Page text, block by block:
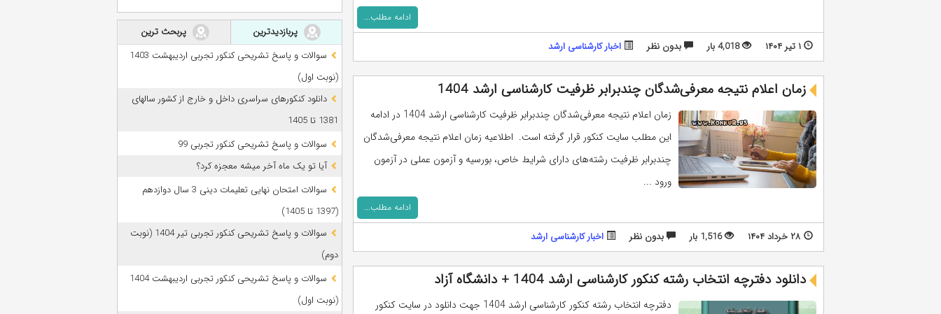
ادامه مطلب...
۱ تیر ۱۴۰۴ 4,018 بار بدون نظر اخبار کارشناسی ارشد
زمان اعلام نتیجه معرفی‌شدگان چندبرابر ظرفیت کارشناسی ارشد 1404
زمان اعلام نتیجه معرفی‌شدگان چندبرابر ظرفیت کارشناسی ارشد 1404 در ادامه
این مطلب سایت کنکور قرار گرفته است. اطلاعیه زمان اعلام نتیجه معرفی‌شدگان
چندبرابر ظرفیت رشته‌های دارای شرایط خاص، بورسیه و آزمون عملی در آزمون
ورود ...
ادامه مطلب...
۲۸ خرداد ۱۴۰۴ 1,516 بار بدون نظر اخبار کارشناسی ارشد
دانلود دفترچه انتخاب رشته کنکور کارشناسی ارشد 1404 + دانشگاه آزاد
دفترچه انتخاب رشته کنکور کارشناسی ارشد 1404 جهت دانلود در سایت کنکور
پربازدیدترین
پربحث ترین
سوالات و پاسخ تشریحی کنکور تجربی اردیبهشت 1403
(نوبت اول)
دانلود کنکورهای سراسری داخل و خارج از کشور سالهای
1381 تا 1405
سوالات و پاسخ تشریحی کنکور تجربی 99
آیا تو یک ماه آخر میشه معجزه کرد؟
سوالات امتحان نهایی تعلیمات دینی 3 سال دوازدهم
(1397 تا 1405)
سوالات و پاسخ تشریحی کنکور تجربی تیر 1404 (نوبت
دوم)
سوالات و پاسخ تشریحی کنکور تجربی اردیبهشت 1404
(نوبت اول)